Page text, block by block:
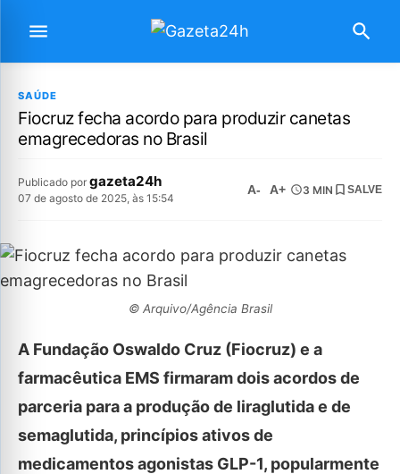
SAÚDE
Fiocruz fecha acordo para produzir canetas
emagrecedoras no Brasil
Publicado por gazeta24h
07 de agosto de 2025, às 15:54
A- A+ 3 MIN SALVE
© Arquivo/Agência Brasil
A Fundação Oswaldo Cruz (Fiocruz) e a
farmacêutica EMS firmaram dois acordos de
parceria para a produção de liraglutida e de
semaglutida, princípios ativos de
medicamentos agonistas GLP-1, popularmente